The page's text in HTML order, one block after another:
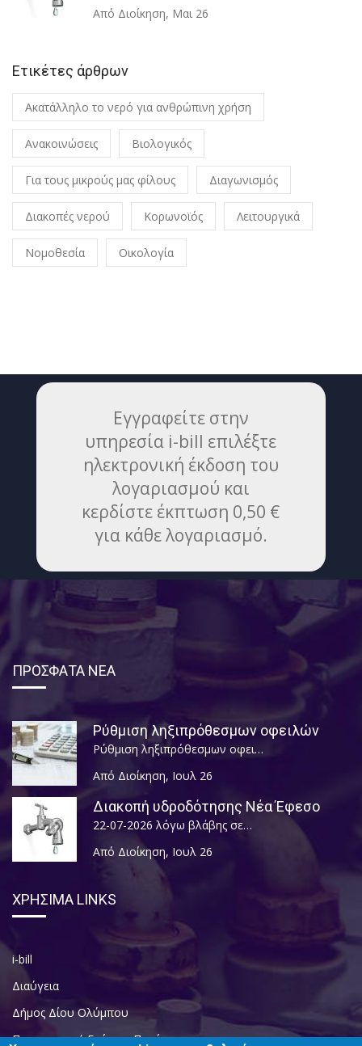
Από Διοίκηση, Μαι 26
Ετικέτες άρθρων
Ακατάλληλο το νερό για ανθρώπινη χρήση
Ανακοινώσεις Βιολογικός
Για τους μικρούς μας φίλους Διαγωνισμός
Διακοπές νερού Κορωνοϊός Λειτουργικά
Νομοθεσία Οικολογία
Εγγραφείτε στην
υπηρεσία i-bill επιλέξτε
ηλεκτρονική έκδοση του
λογαριασμού και
κερδίστε έκπτωση 0,50 €
για κάθε λογαριασμό.
ΠΡΟΣΦΑΤΑ ΝΕΑ
Ρύθμιση ληξιπρόθεσμων οφειλών
Ρύθμιση ληξιπρόθεσμων οφει…
Από Διοίκηση, Ιουλ 26
Διακοπή υδροδότησης Νέα Έφεσο
22-07-2026 λόγω βλάβης σε…
Από Διοίκηση, Ιουλ 26
ΧΡΗΣΙΜΑ LINKS
i-bill
Διαύγεια
Δήμος Δίου Ολύμπου
Περιφερειακή Ενότητα Πιερίας